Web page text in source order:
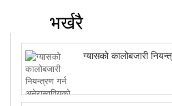
भर्खरै
ग्यासको कालोबजारी